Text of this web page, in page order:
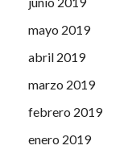
mayo 2019
abril 2019
marzo 2019
febrero 2019
enero 2019